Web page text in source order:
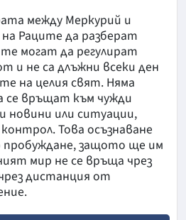
между Меркурий и
Раците да разберат
могат да регулират
и не са длъжни всеки ден
на целия свят. Няма
се връщат към чужди
новини или ситуации,
Това осъзнаване
пробуждане, защото ще им
мир не се връща чрез
дистанция от